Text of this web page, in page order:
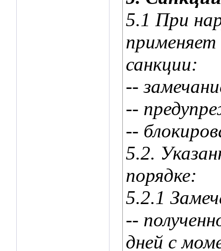
5.1 При
применяет
санкции:
--
--
--
5.2.
порядке:
5.2.1
--
дней с